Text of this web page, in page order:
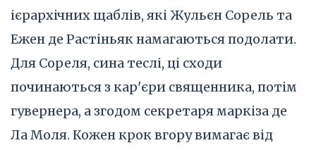
ієрархічних щаблів, які Жульєн Сорель та
Ежен де Растіньяк намагаються подолати.
Для Сореля, сина теслі, ці сходи
починаються з кар'єри священника, потім
гувернера, а згодом секретаря маркіза де
Ла Моля. Кожен крок вгору вимагає від